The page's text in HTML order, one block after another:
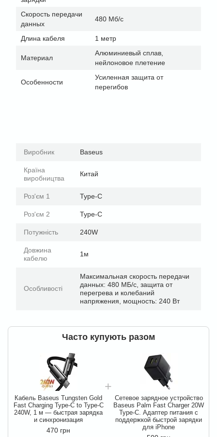
Скорость передачи
данных
480 Мб/с
Длина кабеля 1 метр
Материал
Алюминиевый сплав,
нейлоновое плетение
Особенности
Усиленная защита от
перегибов
Виробник Baseus
Країна
виробництва
Китай
Роз'єм 1 Type-C
Роз'єм 2 Type-C
Потужність 240W
Довжина
кабелю
1м
Особливості
Максимальная скорость передачи
данных: 480 МБ/с, защита от
перегрева и колебаний
напряжения, мощность: 240 Вт
Часто купують разом
Кабель Baseus Tungsten Gold
Fast Charging Type-C to Type-C
240W, 1 м — быстрая зарядка
и синхронизация
470 грн
Сетевое зарядное устройство
Baseus Palm Fast Charger 20W
Type-C. Адаптер питания с
поддержкой быстрой зарядки
для iPhone